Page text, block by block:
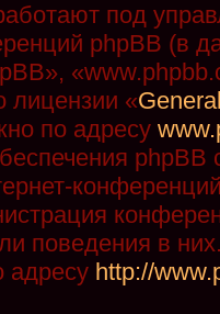
под
phpBB (в
лицензии «
по адресу
phpBB
поведения в
адресу http://